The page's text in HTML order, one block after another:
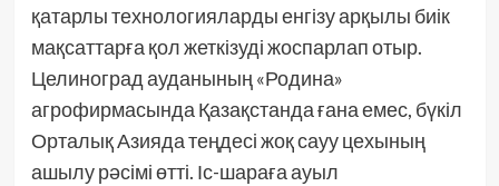
қатарлы технологияларды енгізу арқылы биік
мақсаттарға қол жеткізуді жоспарлап отыр.
Целиноград ауданының «Родина»
агрофирмасында Қазақстанда ғана емес, бүкіл
Орталық Азияда теңдесі жоқ сауу цехының
ашылу рәсімі өтті. Іс-шараға ауыл